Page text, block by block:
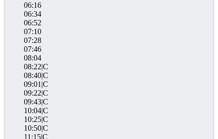
06:16
06:34
06:52
07:10
07:28
07:46
08:04
08:22|C
08:40|C
09:01|C
09:22|C
09:43|C
10:04|C
10:25|C
10:50|C
11:15|C